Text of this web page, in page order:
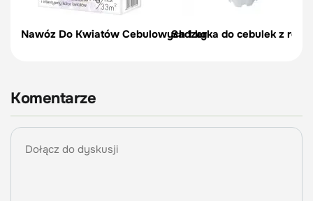
Nawóz Do Kwiatów Cebulowych 1 kgSadzarka do cebulek z
Komentarze